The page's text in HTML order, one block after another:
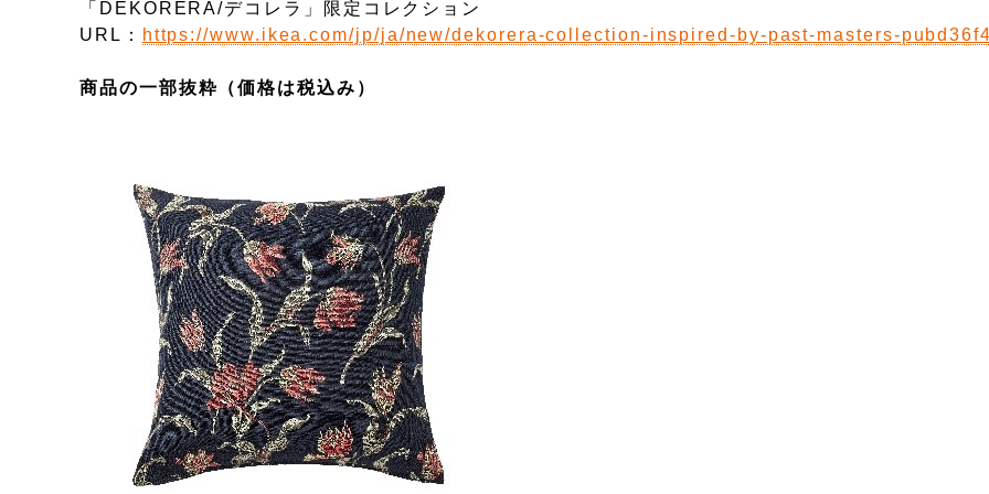
「DEKORERA/デコレラ」限定コレクション
URL：
https://www.ikea.com/jp/ja/new/dekorera-collection-inspired-by-past-masters-
商品の一部抜粋（価格は税込み）